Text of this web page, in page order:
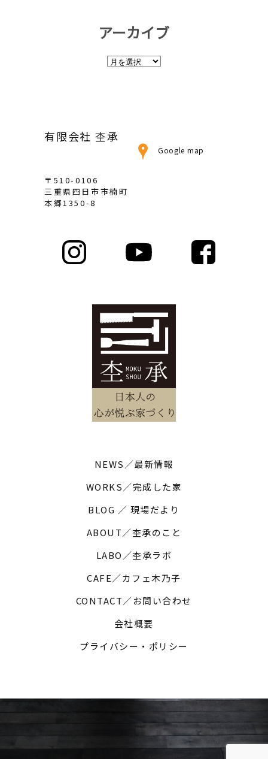
アーカイブ
ア
有限会社 杢承
Google map
〒510-0106
三重県四日市市楠町
本郷1350-8
NEWS／最新情報
WORKS／完成した家
BLOG ／ 現場だより
ABOUT／杢承のこと
LABO／杢承ラボ
CAFE／カフェ木乃子
CONTACT／お問い合わせ
会社概要
プライバシー・ポリシー